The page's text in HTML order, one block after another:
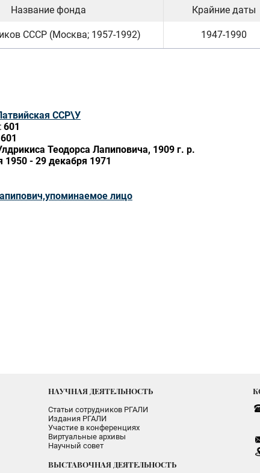
Название фонда Крайние даты
СССР (Москва; 1957-1992) 1947-1990
ССР\У
601
Теодорса Лапиповича, 1909 г. р.
1950 - 29 декабря 1971
лицо
НАУЧНАЯ ДЕЯТЕЛЬНОСТЬ
Статьи сотрудников РГАЛИ
Издания РГАЛИ
Участие в конференциях
Виртуальные архивы
Научный совет
ВЫСТАВОЧНАЯ ДЕЯТЕЛЬНОСТЬ